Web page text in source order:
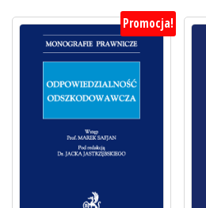
Promocja!